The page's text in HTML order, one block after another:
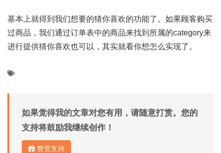
基本上就得到我们想要的猜你喜欢的功能了。如果顾客购买
过商品，我们通过订单表中的商品来找到所属的category来
进行提供猜你喜欢也可以，其实就看你想怎么实现了。
如果觉得我的文章对您有用，请随意打赏。您的
支持将鼓励我继续创作！
赞赏支持